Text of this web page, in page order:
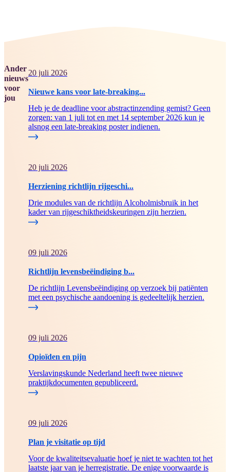
Ander
nieuws
voor
jou
20 juli 2026
Nieuwe kans voor late-breaking...
Heb je de deadline voor abstractinzending gemist? Geen
zorgen: van 1 juli tot en met 14 september 2026 kun je
alsnog een late-breaking poster indienen.
20 juli 2026
Herziening richtlijn rijgeschi...
Drie modules van de richtlijn Alcoholmisbruik in het
kader van rijgeschiktheidskeuringen zijn herzien.
09 juli 2026
Richtlijn levensbeëindiging b...
De richtlijn Levensbeëindiging op verzoek bij patiënten
met een psychische aandoening is gedeeltelijk herzien.
09 juli 2026
Opioïden en pijn
Verslavingskunde Nederland heeft twee nieuwe
praktijkdocumenten gepubliceerd.
09 juli 2026
Plan je visitatie op tijd
Voor de kwaliteitsevaluatie hoef je niet te wachten tot het
laatste jaar van je herregistratie. De enige voorwaarde is